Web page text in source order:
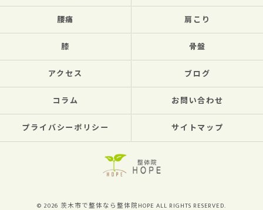
腰痛 肩こり
膝 骨盤
アクセス ブログ
コラム お問い合わせ
プライバシーポリシー サイトマップ
© 2026 茨木市で整体なら整体院HOPE ALL RIGHTS RESERVED.